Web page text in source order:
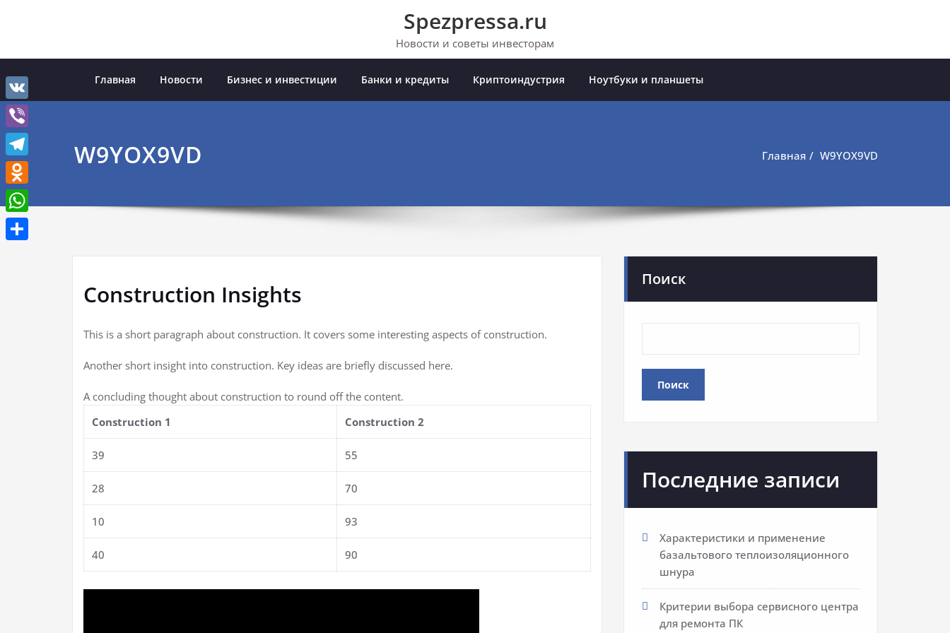
Spezpressa.ru
Новости и советы инвесторам
Главная Новости Бизнес и инвестиции Банки и кредиты Криптоиндустрия Ноутбуки и планшеты
W9YOX9VD Главная W9YOX9VD
Construction Insights
This is a short paragraph about construction. It covers some interesting aspects of construction.
Another short insight into construction. Key ideas are briefly discussed here.
A concluding thought about construction to round off the content.
Construction 1
Construction 2
39 55
28 70
10 93
40 90
Поиск
Поиск
Последние записи
Характеристики и применение
базальтового теплоизоляционного
шнура
Критерии выбора сервисного центра
для ремонта ПК
VK
Viber
Telegram
Odnoklassniki
WhatsApp